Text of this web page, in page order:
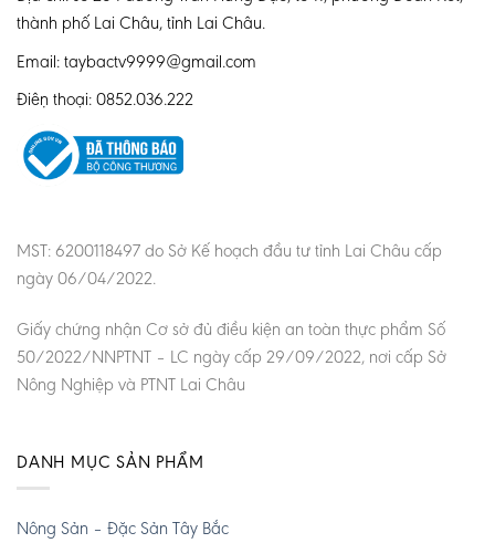
thành phố Lai Châu, tỉnh Lai Châu.
Email: taybactv9999@gmail.com
Điện thoại: 0852.036.222
MST: 6200118497 do Sở Kế hoạch đầu tư tỉnh Lai Châu cấp
ngày 06/04/2022.
Giấy chứng nhận Cơ sở đủ điều kiện an toàn thực phẩm Số
50/2022/NNPTNT – LC ngày cấp 29/09/2022, nơi cấp Sở
Nông Nghiệp và PTNT Lai Châu
DANH MỤC SẢN PHẨM
Nông Sản – Đặc Sản Tây Bắc